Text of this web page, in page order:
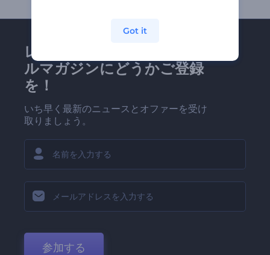
レンダーフォレストのメー
ルマガジンにどうかご登録
を！
いち早く最新のニュースとオファーを受け
取りましょう。
参加する
Got it